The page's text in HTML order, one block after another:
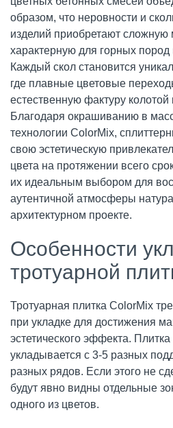
образом, что неровности и
изделий приобретают сложную
характерную для горных
Каждый скол становится
где плавные цветовые
естественную фактуру колотой
Благодаря окрашиванию в
технологии ColorMix,
свою эстетическую
цвета на протяжении всего
их идеальным выбором для
аутентичной атмосферы
архитектурном проекте.
Особенности
тротуарной
Тротуарная плитка ColorMix
при укладке для достижения
эстетического эффекта.
укладывается с 3-5 разных
разных рядов. Если этого не
будут явно видны отдельные
одного из цветов.